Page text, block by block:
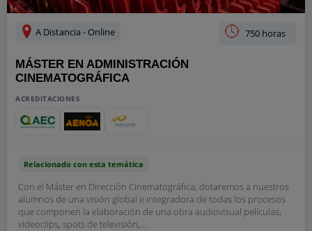
A Distancia - Online 750 horas
MÁSTER EN ADMINISTRACIÓN
CINEMATOGRÁFICA
ACREDITACIONES
Relacionado con esta temática
Con el Máster en Dirección Cinematográfica, dotaremos a nuestros
alumnos de una visión global e integradora de todas los procesos
que componen la elaboración de una obra audiovisual películas,
videoclips, spots de televisión,...